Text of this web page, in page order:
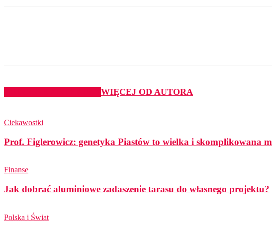
WIĘCEJ OD AUTORA
Ciekawostki
Prof. Figlerowicz: genetyka Piastów to wielka i skomplikowana
Finanse
Jak dobrać aluminiowe zadaszenie tarasu do własnego projektu?
Polska i Świat